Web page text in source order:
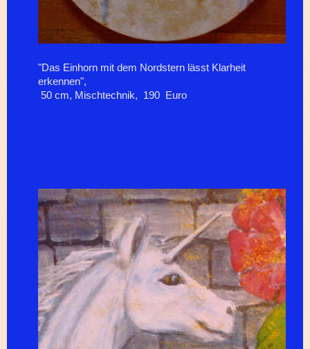
"Das Einhorn mit dem Nordstern lässt Klarheit
erkennen",
50 cm, Mischtechnik, 190 Euro